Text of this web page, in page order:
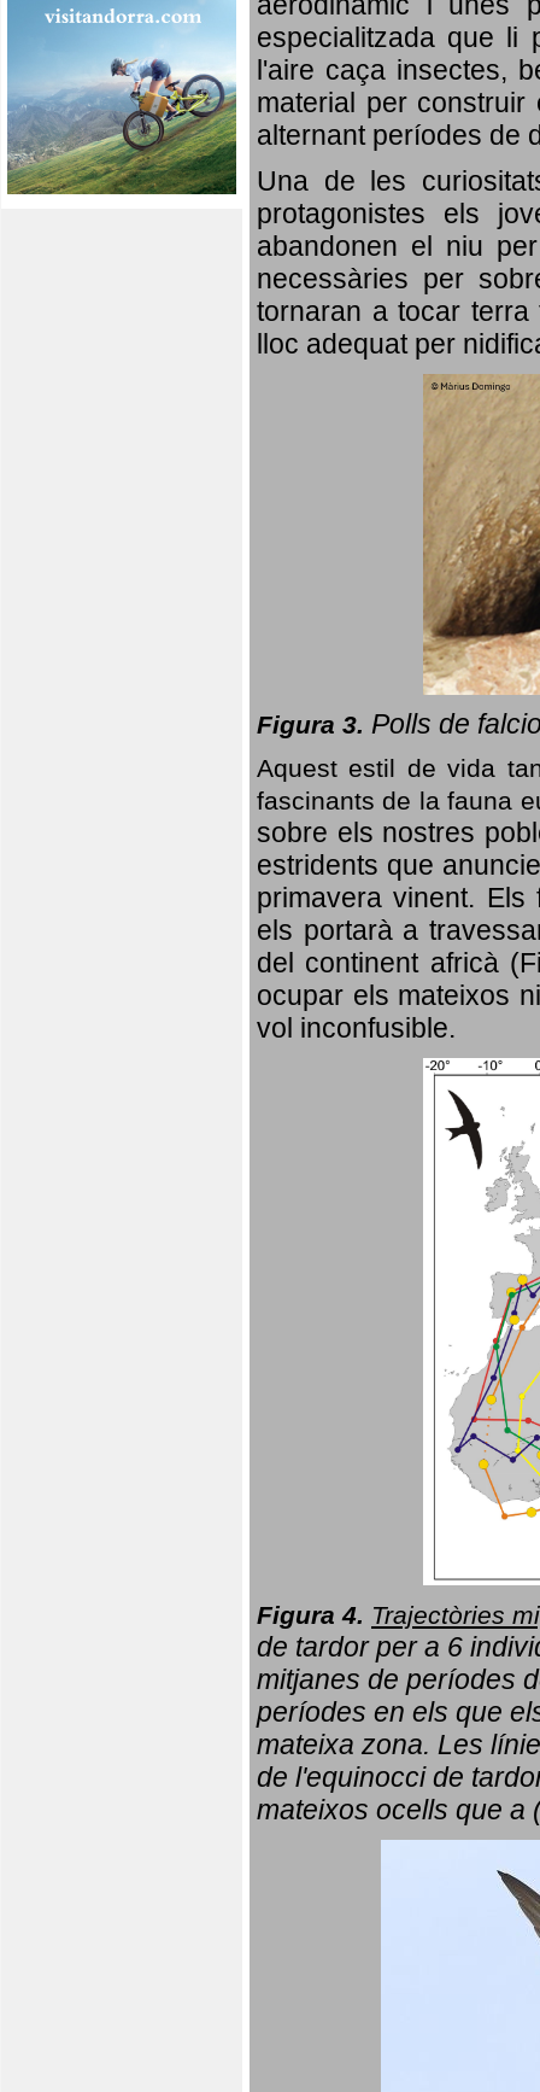
especialitzada que li
l'aire caça insectes,
material per
alternant períodes de
Una de les
protagonistes els
abandonen el niu
necessàries per
tornaran a tocar
lloc adequat per
Figura 3. Polls de
Aquest estil de vida
fascinants de la fauna
sobre els nostres
estridents que
primavera vinent. Els
els portarà a
del continent africà
ocupar els mateixos
vol inconfusible.
Figura 4. Trajectòries
de tardor per a 6
mitjanes de períodes
períodes en els que
mateixa zona. Les
de l'equinocci de
mateixos ocells que a